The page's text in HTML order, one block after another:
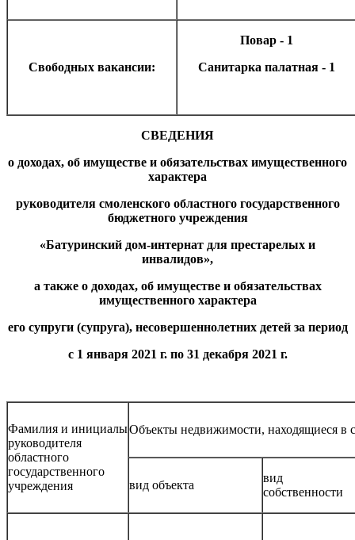
Свободных вакансии:
Повар - 1
Санитарка палатная - 1
СВЕДЕНИЯ
о доходах, об имуществе и обязательствах имущественного
характера
руководителя смоленского областного государственного
бюджетного учреждения
«Батуринский дом-интернат для престарелых и
инвалидов»,
а также о доходах, об имуществе и обязательствах
имущественного характера
его супруги (супруга), несовершеннолетних детей за период
с 1 января 2021 г. по 31 декабря 2021 г.
Фамилия и инициалы
руководителя
областного
государственного
учреждения
Объекты недвижимости, находящиеся в
вид объекта
вид
собственности